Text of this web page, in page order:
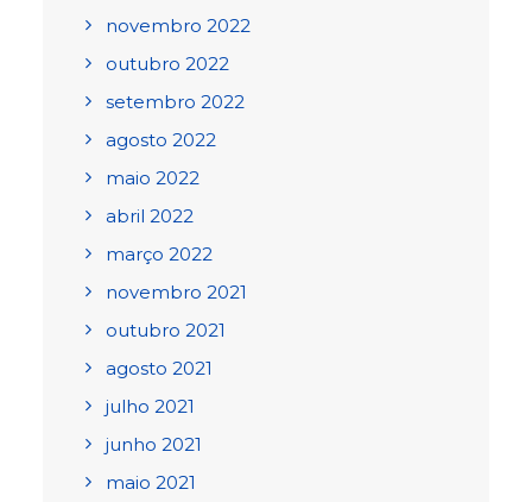
novembro 2022
outubro 2022
setembro 2022
agosto 2022
maio 2022
abril 2022
março 2022
novembro 2021
outubro 2021
agosto 2021
julho 2021
junho 2021
maio 2021